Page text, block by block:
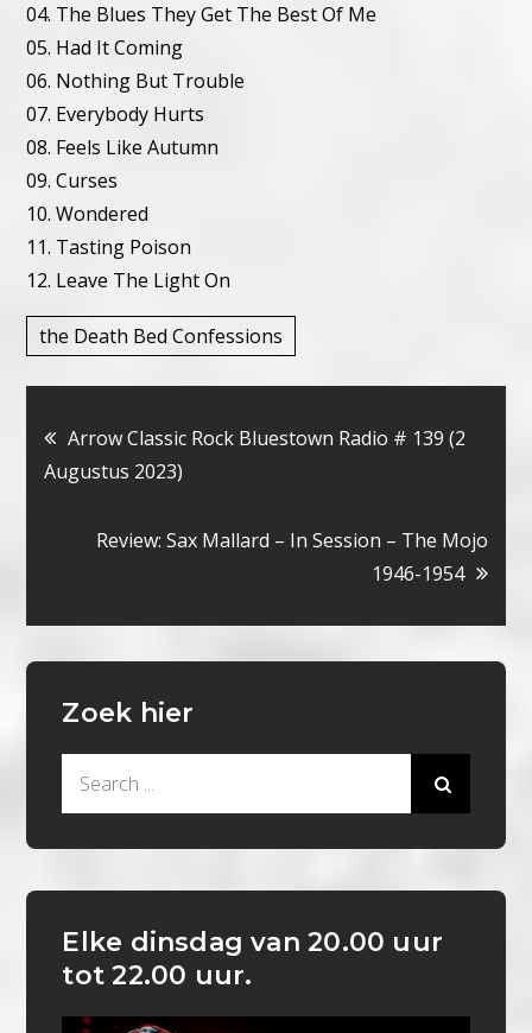
04. The Blues They Get The Best Of Me
05. Had It Coming
06. Nothing But Trouble
07. Everybody Hurts
08. Feels Like Autumn
09. Curses
10. Wondered
11. Tasting Poison
12. Leave The Light On
the Death Bed Confessions
Bericht
navigatie
Arrow Classic Rock Bluestown Radio # 139 (2
Augustus 2023)
Review: Sax Mallard – In Session – The Mojo
1946-1954
Zoek hier
Elke dinsdag van 20.00 uur
tot 22.00 uur.